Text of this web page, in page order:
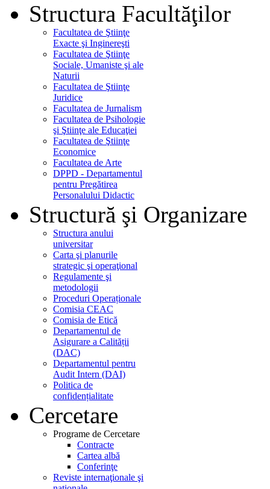
Structura Facultăţilor
Facultatea de Ştiinţe
Exacte şi Inginereşti
Facultatea de Ştiinţe
Sociale, Umaniste şi ale
Naturii
Facultatea de Ştiinţe
Juridice
Facultatea de Jurnalism
Facultatea de Psihologie
şi Ştiinţe ale Educaţiei
Facultatea de Ştiinţe
Economice
Facultatea de Arte
DPPD - Departamentul
pentru Pregătirea
Personalului Didactic
Structură şi Organizare
Structura anului
universitar
Carta şi planurile
strategic şi operaţional
Regulamente şi
metodologii
Proceduri Operaționale
Comisia CEAC
Comisia de Etică
Departamentul de
Asigurare a Calității
(DAC)
Departamentul pentru
Audit Intern (DAI)
Politica de
confidențialitate
Cercetare
Programe de Cercetare
Contracte
Cartea albă
Conferinţe
Reviste internaţionale şi